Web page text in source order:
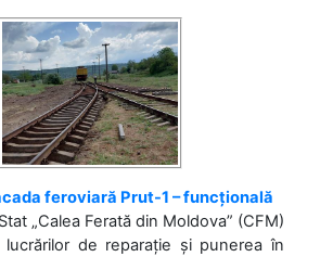
feroviară Prut-1 – funcțională
„Calea Ferată din Moldova” (CFM)
lucrărilor de reparație și punerea în